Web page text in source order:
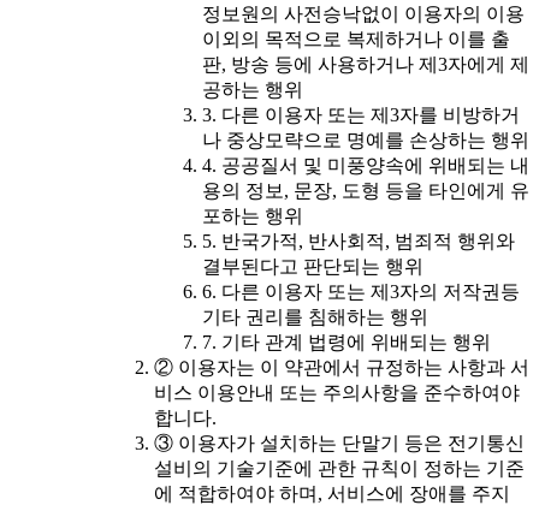
정보원의 사전승낙없이 이용자의 이용
이외의 목적으로 복제하거나 이를 출
판, 방송 등에 사용하거나 제3자에게 제
공하는 행위
3. 다른 이용자 또는 제3자를 비방하거
나 중상모략으로 명예를 손상하는 행위
4. 공공질서 및 미풍양속에 위배되는 내
용의 정보, 문장, 도형 등을 타인에게 유
포하는 행위
5. 반국가적, 반사회적, 범죄적 행위와
결부된다고 판단되는 행위
6. 다른 이용자 또는 제3자의 저작권등
기타 권리를 침해하는 행위
7. 기타 관계 법령에 위배되는 행위
② 이용자는 이 약관에서 규정하는 사항과 서
비스 이용안내 또는 주의사항을 준수하여야
합니다.
③ 이용자가 설치하는 단말기 등은 전기통신
설비의 기술기준에 관한 규칙이 정하는 기준
에 적합하여야 하며, 서비스에 장애를 주지